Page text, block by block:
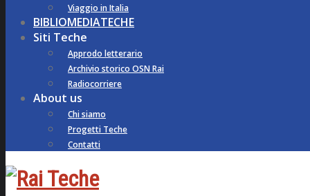
Viaggio in Italia
BIBLIOMEDIATECHE
Siti Teche
Approdo letterario
Archivio storico OSN Rai
Radiocorriere
About us
Chi siamo
Progetti Teche
Contatti